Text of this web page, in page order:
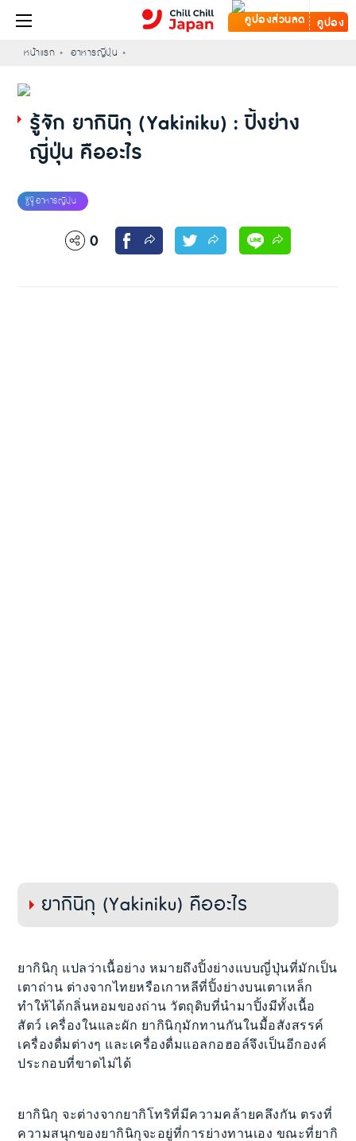
คูปอง
หน้าแรก อาหารญี่ปุ่น
รู้จัก ยากินิกุ (Yakiniku) : ปิ้งย่าง
ญี่ปุ่น คืออะไร
0
ยากินิกุ (Yakiniku) คืออะไร
ยากินิกุ แปลว่าเนื้อย่าง หมายถึงปิ้งย่างแบบญี่ปุ่นที่มักเป็น
เตาถ่าน ต่างจากไทยหรือเกาหลีที่ปิ้งย่างบนเตาเหล็ก
ทำให้ได้กลิ่นหอมของถ่าน วัตถุดิบที่นำมาปิ้งมีทั้งเนื้อ
สัตว์ เครื่องในและผัก ยากินิกุมักทานกันในมื้อสังสรรค์
เครื่องดื่มต่างๆ และเครื่องดื่มแอลกอฮอล์จึงเป็นอีกองค์
ประกอบที่ขาดไม่ได้
ยากินิกุ จะต่างจากยากิโทริที่มีความคล้ายคลึงกัน ตรงที่
ความสนุกของยากินิกุจะอยู่ที่การย่างทานเอง ขณะที่ยากิ